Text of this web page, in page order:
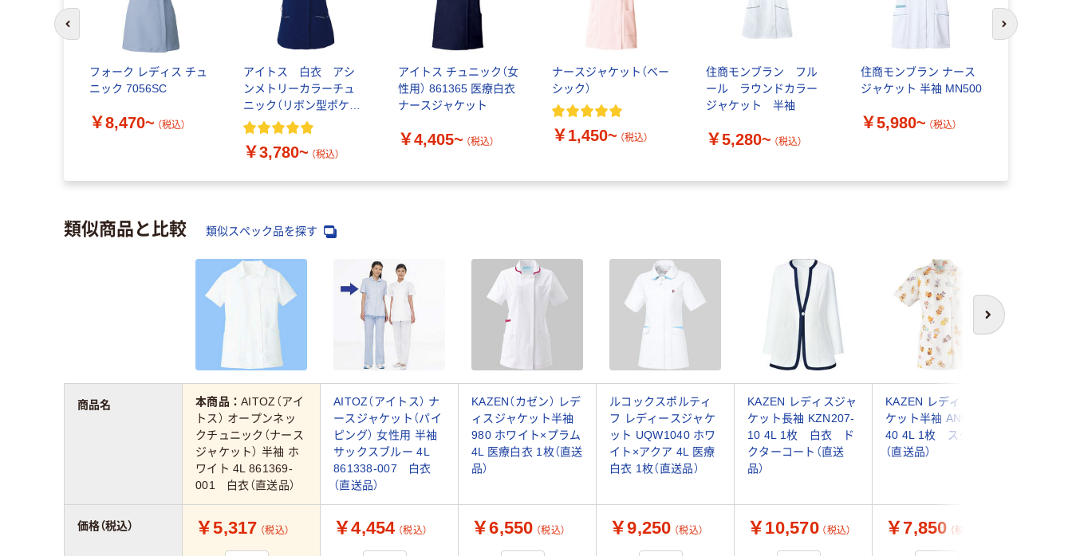
フォーク レディス チュ
ニック 7056SC
￥8,470~ （税込）
アイトス 白衣 アシ
ンメトリーカラーチュ
ニック（リボン型ポケッ
ト）
￥3,780~ （税込）
アイトス チュニック（女
性用） 861365 医療白衣
ナースジャケット
￥4,405~ （税込）
ナースジャケット（ベー
シック）
￥1,450~ （税込）
住商モンブラン フル
ール ラウンドカラー
ジャケット 半袖
￥5,280~ （税込）
住商モンブラン ナース
ジャケット 半袖 MN500
￥5,980~ （税込）
前のスライドへ 次のスライド
類似商品と比較 類似スペック品を探す
次へ
本商品：AITOZ（アイ
トス） オープンネッ
クチュニック（ナース
ジャケット） 半袖 ホ
ワイト 4L 861369-
001 白衣（直送品）
AITOZ（アイトス） ナ
ースジャケット（パイ
ピング） 女性用 半袖
サックスブルー 4L
861338-007 白衣
（直送品）
KAZEN（カゼン） レデ
ィスジャケット半袖
980 ホワイト×プラム
4L 医療白衣 1枚（直送
品）
ルコックスポルティ
フ レディースジャケ
ット UQW1040 ホワ
イト×アクア 4L 医療
白衣 1枚（直送品）
KAZEN レディスジャ
ケット長袖 KZN207-
10 4L 1枚 白衣 ド
クターコート（直送
品）
KAZEN レディスジャ
ケット半袖 ANP058-
40 4L 1枚 スクラブ
（直送品）
￥5,317 （税込） ￥4,454 （税込） ￥6,550 （税込） ￥9,250 （税込） ￥10,570 （税込） ￥7,850 （税込）
商品名
価格（税込）